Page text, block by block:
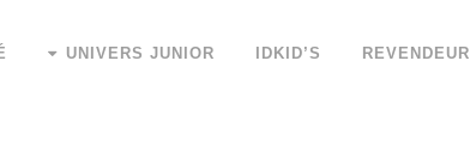
UNIVERS JUNIOR IDKID’S REVENDEUR